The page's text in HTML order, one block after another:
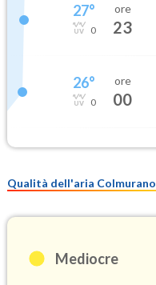
27°
0
ore
23
26°
0
ore
00
Qualità dell'aria Colmurano
Mediocre